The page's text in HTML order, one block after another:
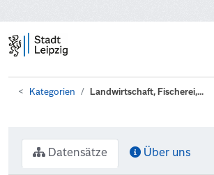
Kategorien Landwirtschaft, Fischerei,...
Datensätze Über uns